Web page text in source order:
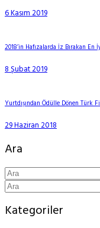
6 Kasım 2019
2018’in Hafızalarda İz Bırakan En
8 Şubat 2019
Yurtdışından Ödülle Dönen Türk
29 Haziran 2018
Ara
Kategoriler